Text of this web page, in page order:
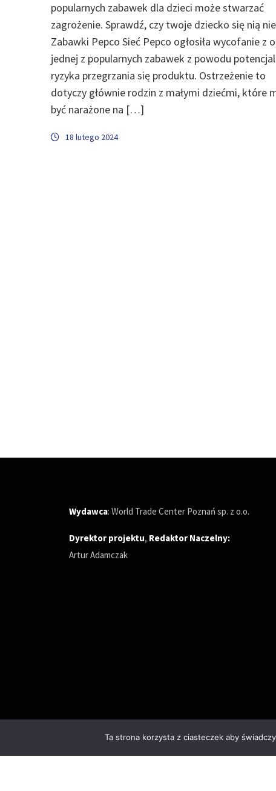
popularnych zabawek dla dzieci może stwarzać
zagrożenie. Sprawdź, czy twoje dziecko się nią
Zabawki Pepco Sieć Pepco ogłosiła wycofanie z
jednej z popularnych zabawek z powodu
ryzyka przegrzania się produktu. Ostrzeżenie to
dotyczy głównie rodzin z małymi dziećmi, które
być narażone na […]
18 lutego 2024
Wydawca: World Trade Center Poznań sp. z o.o.
Dyrektor projektu, Redaktor Naczelny:
Artur Adamczak
Ta strona korzysta z ciasteczek aby